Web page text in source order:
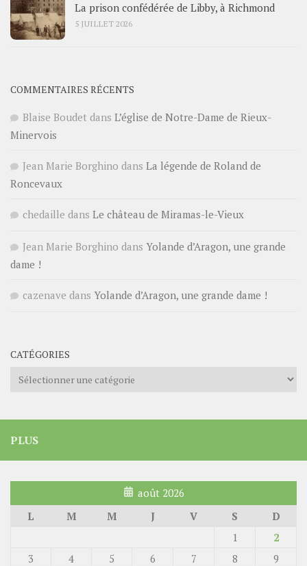
La prison confédérée de Libby, à Richmond
5 JUILLET 2026
COMMENTAIRES RÉCENTS
Blaise Boudet dans L’église de Notre-Dame de Rieux-
Minervois
Jean Marie Borghino dans La légende de Roland de
Roncevaux
chedaille dans Le château de Miramas-le-Vieux
Jean Marie Borghino dans Yolande d’Aragon, une grande
dame !
cazenave dans Yolande d’Aragon, une grande dame !
CATÉGORIES
Catégories
PLUS
août 2026
L
M M J V S
D
1
2
3
4 5 6 7 8
9